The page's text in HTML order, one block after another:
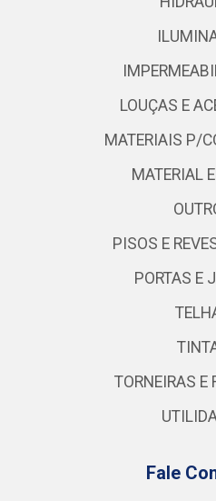
LOUÇAS E
MATERIAIS P/
MATERIAL
PISOS E
PORTAS E
TORNEIRAS E
Fale